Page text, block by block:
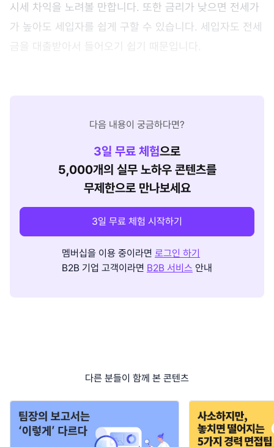
시세 차익을 노려볼 만합니다. 또한 금리가 낮으면 전세가
가 높아도 세입자를 쉽게 구할 수 있습니다. 세입자도 전세
금을 대출받아서 들어오기 쉽기 때문입니다.
다음 내용이 궁금하다면?
3일 무료 체험으로
5,000개의 실무 노하우 콘텐츠를
무제한으로 만나보세요
3일 무료 체험 시작하기
멤버십을 이용 중이라면 로그인 하기
B2B 기업 고객이라면 B2B 서비스 안내
다른 분들이 함께 본 콘텐츠